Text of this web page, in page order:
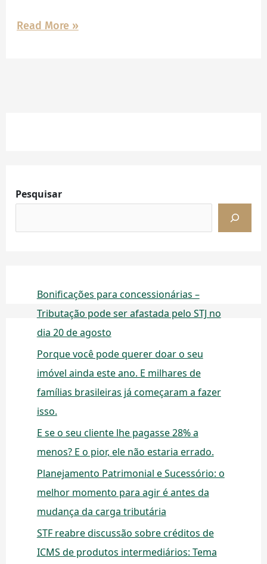
Read More »
Pesquisar
Bonificações para concessionárias –
Tributação pode ser afastada pelo STJ no
dia 20 de agosto
Porque você pode querer doar o seu
imóvel ainda este ano. E milhares de
famílias brasileiras já começaram a fazer
isso.
E se o seu cliente lhe pagasse 28% a
menos? E o pior, ele não estaria errado.
Planejamento Patrimonial e Sucessório: o
melhor momento para agir é antes da
mudança da carga tributária
STF reabre discussão sobre créditos de
ICMS de produtos intermediários: Tema